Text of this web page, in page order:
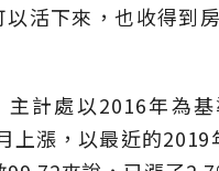
活下來，也收得到
計處以2016年為
上漲，以最近的2019